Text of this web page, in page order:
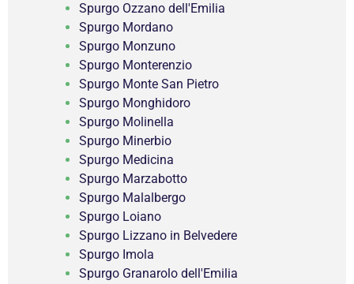
Spurgo Ozzano dell'Emilia
Spurgo Mordano
Spurgo Monzuno
Spurgo Monterenzio
Spurgo Monte San Pietro
Spurgo Monghidoro
Spurgo Molinella
Spurgo Minerbio
Spurgo Medicina
Spurgo Marzabotto
Spurgo Malalbergo
Spurgo Loiano
Spurgo Lizzano in Belvedere
Spurgo Imola
Spurgo Granarolo dell'Emilia